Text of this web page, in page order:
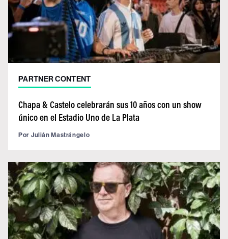
PARTNER CONTENT
Chapa & Castelo celebrarán sus 10 años con un show
único en el Estadio Uno de La Plata
Por Julián Mastrángelo